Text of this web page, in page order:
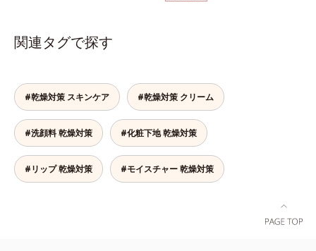
2022年12月22日時点で、科学文献
データベースPubMed及びGoogle
ーラ化成研究所調べ）
ーラ化成研究所調べ）
方でも使用しやすい設計に。ツヤを
分を組み合わせた「MULTI-３※」
を配合。さらに、ミツロウ、ヒアル
ロン酸、コラーゲン配合で、唇にう
るおいを与えます。※センブリエキ
ス、ビワ葉エキス、カミツレ花エキ
ス：唇にうるおいを与える保湿成分
える”オレンジフィルター理論に着
整え、肌本来の魅力を引き出し、印
象をランクアップさせます。日本人
男性の肌色に合わせた色設計で、ど
んな肌色でも自然な仕上がりを叶え
ます。ベタつくのに乾燥する男性の
肌に、うるおいを与えつつ皮脂分泌
をコントロールするスキンケア成分
らずの、清潔感のある肌が続きま
す。さらにSPF20・PA++の紫外線カ
関連タグで探す
#乾燥対策 スキンケア #乾燥対策 クリーム
#洗顔料 乾燥対策 #化粧下地 乾燥対策
#リップ 乾燥対策 #モイスチャー 乾燥対策